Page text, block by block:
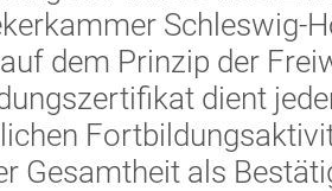
Schleswig-
dem Prinzip der
dient
Gesamtheit als